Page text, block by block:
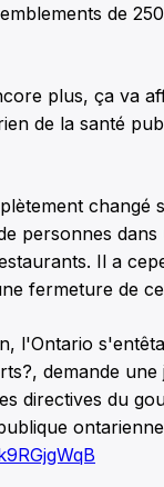
de
plus, ça va
de la santé
changé
personnes
Il a
fermeture de
l'Ontario
demande une
directives du